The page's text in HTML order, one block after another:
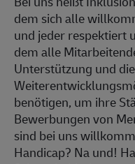
dem sich alle
und jeder respektiert
dem alle
Unterstützung und die
benötigen, um ihre
Bewerbungen von
sind bei uns
Handicap? Na und!